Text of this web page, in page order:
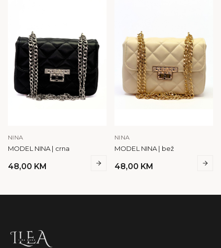
NINA
MODEL NINA | crna
48,00 KM
NINA
MODEL NINA | bež
48,00 KM